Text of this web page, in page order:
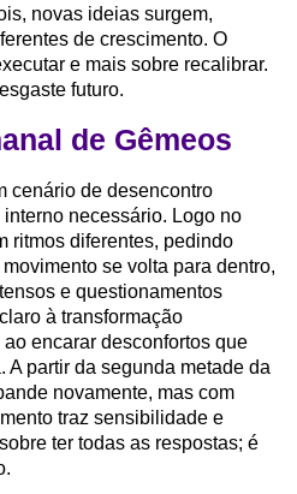
novas ideias surgem,
de crescimento. O
e mais sobre recalibrar.
futuro.
de Gêmeos
cenário de desencontro
necessário. Logo no
ritmos diferentes, pedindo
se volta para dentro,
e questionamentos
à transformação
encarar desconfortos que
A partir da segunda metade da
novamente, mas com
traz sensibilidade e
ter todas as respostas; é